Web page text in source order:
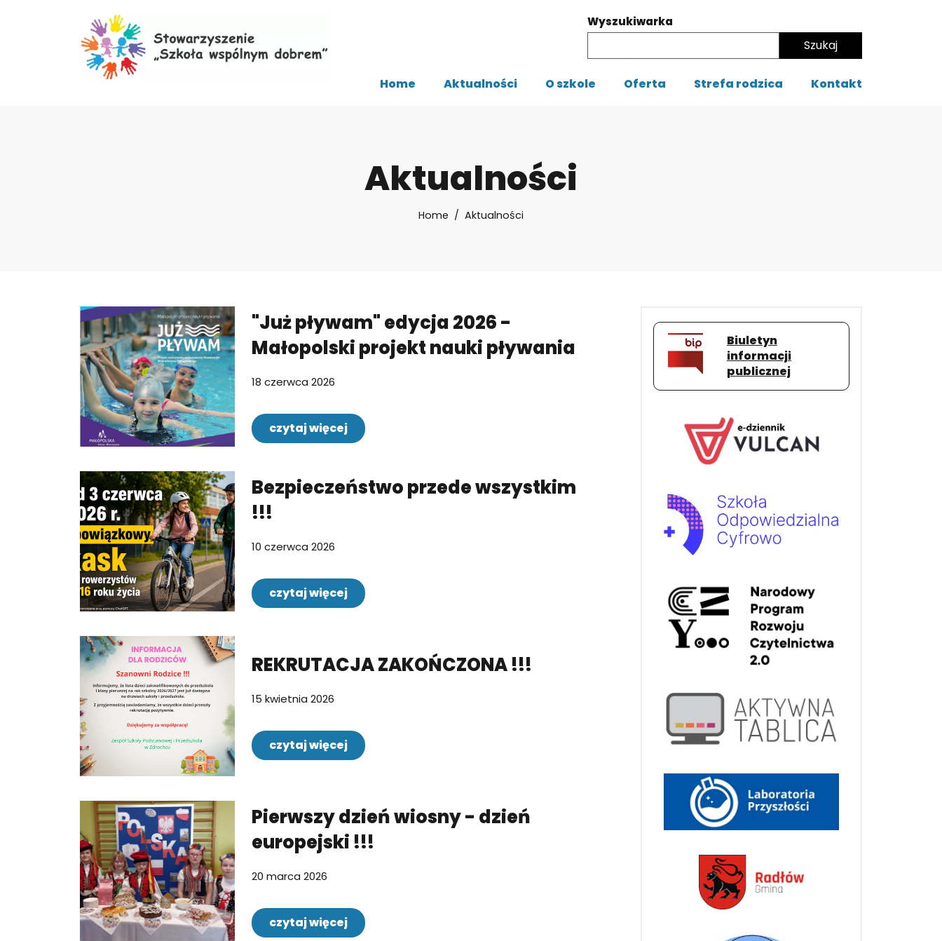
Wyszukiwarka
Home Aktualności O szkole Oferta Strefa rodzica Kontakt
Aktualności
Home Aktualności
"Już pływam" edycja 2026 -
Małopolski projekt nauki pływania
18 czerwca 2026
czytaj więcej
Bezpieczeństwo przede wszystkim
!!!
10 czerwca 2026
czytaj więcej
REKRUTACJA ZAKOŃCZONA !!!
15 kwietnia 2026
czytaj więcej
Pierwszy dzień wiosny - dzień
europejski !!!
20 marca 2026
czytaj więcej
Biuletyn
informacji
publicznej